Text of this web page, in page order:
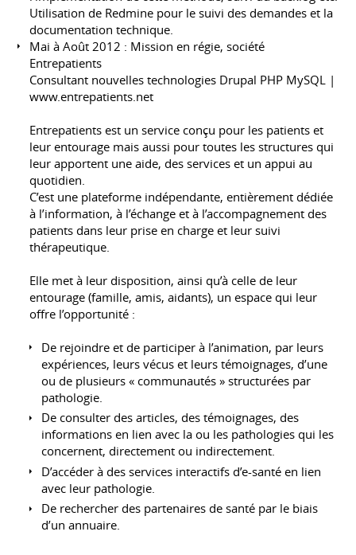
Utilisation de Redmine pour le suivi des demandes et la
documentation technique.
Mai à Août 2012 : Mission en régie, société
Entrepatients
Consultant nouvelles technologies Drupal PHP MySQL |
www.entrepatients.net
Entrepatients est un service conçu pour les patients et
leur entourage mais aussi pour toutes les structures qui
leur apportent une aide, des services et un appui au
quotidien.
C’est une plateforme indépendante, entièrement dédiée
à l’information, à l’échange et à l’accompagnement des
patients dans leur prise en charge et leur suivi
thérapeutique.
Elle met à leur disposition, ainsi qu’à celle de leur
entourage (famille, amis, aidants), un espace qui leur
offre l’opportunité :
De rejoindre et de participer à l’animation, par leurs
expériences, leurs vécus et leurs témoignages, d’une
ou de plusieurs « communautés » structurées par
pathologie.
De consulter des articles, des témoignages, des
informations en lien avec la ou les pathologies qui les
concernent, directement ou indirectement.
D’accéder à des services interactifs d’e-santé en lien
avec leur pathologie.
De rechercher des partenaires de santé par le biais
d’un annuaire.